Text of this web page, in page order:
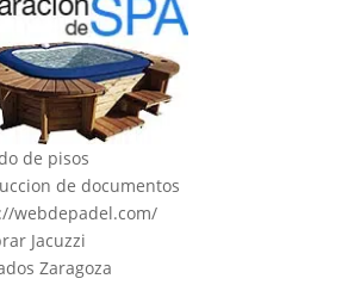
de pisos
de documentos
webdepadel.com/
Jacuzzi
Zaragoza